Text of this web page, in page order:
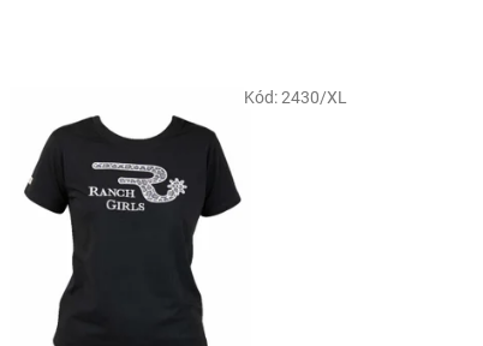
Kód:2430/XL